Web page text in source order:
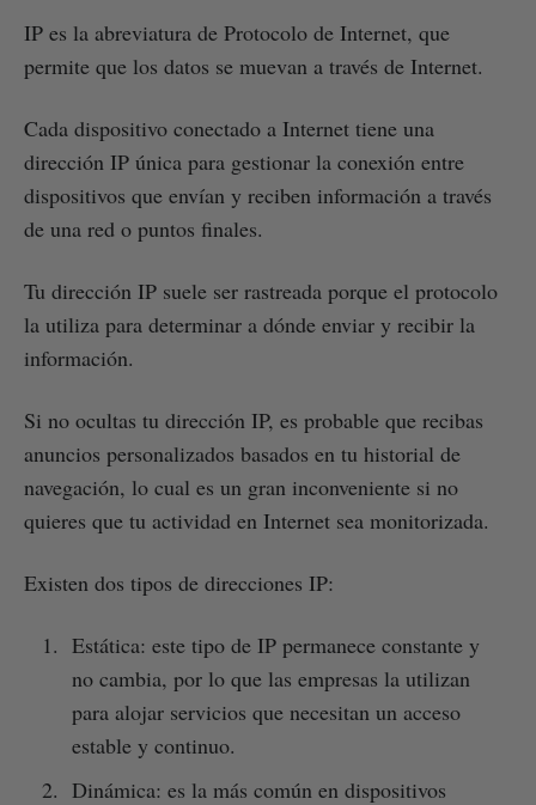
IP es la abreviatura de Protocolo de Internet, que
permite que los datos se muevan a través de Internet.
Cada dispositivo conectado a Internet tiene una
dirección IP única para gestionar la conexión entre
dispositivos que envían y reciben información a través
de una red o puntos finales.
Tu dirección IP suele ser rastreada porque el protocolo
la utiliza para determinar a dónde enviar y recibir la
información.
Si no ocultas tu dirección IP, es probable que recibas
anuncios personalizados basados en tu historial de
navegación, lo cual es un gran inconveniente si no
quieres que tu actividad en Internet sea monitorizada.
Existen dos tipos de direcciones IP:
Estática: este tipo de IP permanece constante y
no cambia, por lo que las empresas la utilizan
para alojar servicios que necesitan un acceso
estable y continuo.
Dinámica: es la más común en dispositivos